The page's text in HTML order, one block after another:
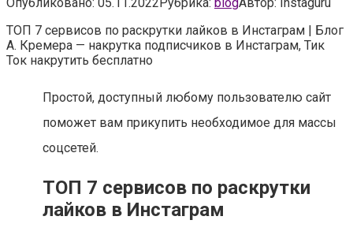
ТОП 7 сервисов по раскрутки лайков в Инстаграм | Блог
А. Кремера — накрутка подписчиков в Инстаграм, Тик
Ток накрутить бесплатно
Простой, доступный любому пользователю сайт
поможет вам прикупить необходимое для массы
соцсетей.
ТОП 7 сервисов по раскрутки
лайков в Инстаграм